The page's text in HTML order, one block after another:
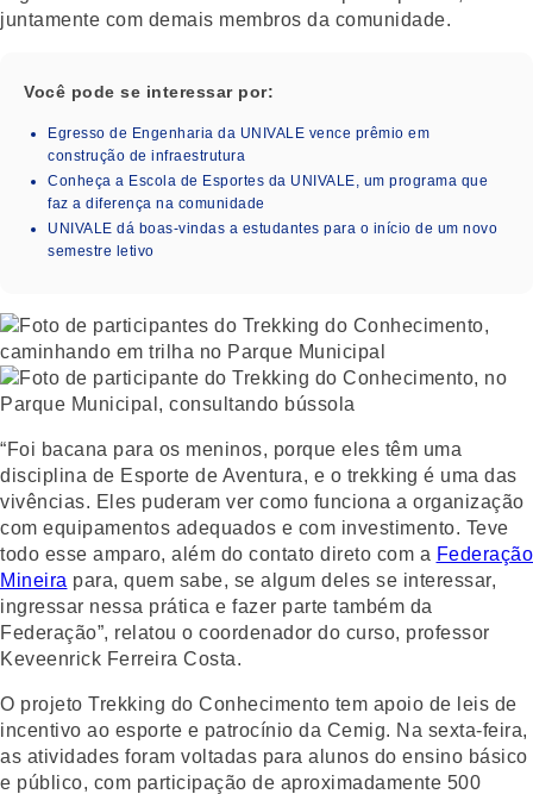
juntamente com demais membros da comunidade.
Você pode se interessar por:
Egresso de Engenharia da UNIVALE vence prêmio em
construção de infraestrutura
Conheça a Escola de Esportes da UNIVALE, um programa que
faz a diferença na comunidade
UNIVALE dá boas-vindas a estudantes para o início de um novo
semestre letivo
“Foi bacana para os meninos, porque eles têm uma
disciplina de Esporte de Aventura, e o trekking é uma das
vivências. Eles puderam ver como funciona a organização
com equipamentos adequados e com investimento. Teve
todo esse amparo, além do contato direto com a Federação
Mineira para, quem sabe, se algum deles se interessar,
ingressar nessa prática e fazer parte também da
Federação”, relatou o coordenador do curso, professor
Keveenrick Ferreira Costa.
O projeto Trekking do Conhecimento tem apoio de leis de
incentivo ao esporte e patrocínio da Cemig. Na sexta-feira,
as atividades foram voltadas para alunos do ensino básico
e público, com participação de aproximadamente 500